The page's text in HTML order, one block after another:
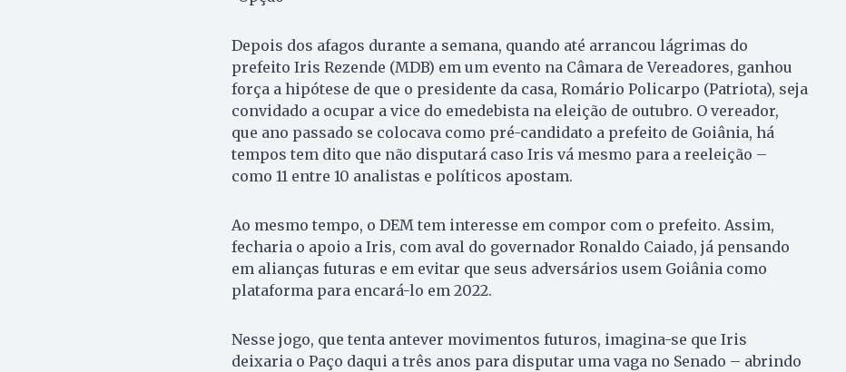
Depois dos afagos durante a semana, quando até arrancou lágrimas do
prefeito Iris Rezende (MDB) em um evento na Câmara de Vereadores, ganhou
força a hipótese de que o presidente da casa, Romário Policarpo (Patriota), seja
convidado a ocupar a vice do emedebista na eleição de outubro. O vereador,
que ano passado se colocava como pré-candidato a prefeito de Goiânia, há
tempos tem dito que não disputará caso Iris vá mesmo para a reeleição –
como 11 entre 10 analistas e políticos apostam.
Ao mesmo tempo, o DEM tem interesse em compor com o prefeito. Assim,
fecharia o apoio a Iris, com aval do governador Ronaldo Caiado, já pensando
em alianças futuras e em evitar que seus adversários usem Goiânia como
plataforma para encará-lo em 2022.
Nesse jogo, que tenta antever movimentos futuros, imagina-se que Iris
deixaria o Paço daqui a três anos para disputar uma vaga no Senado – abrindo